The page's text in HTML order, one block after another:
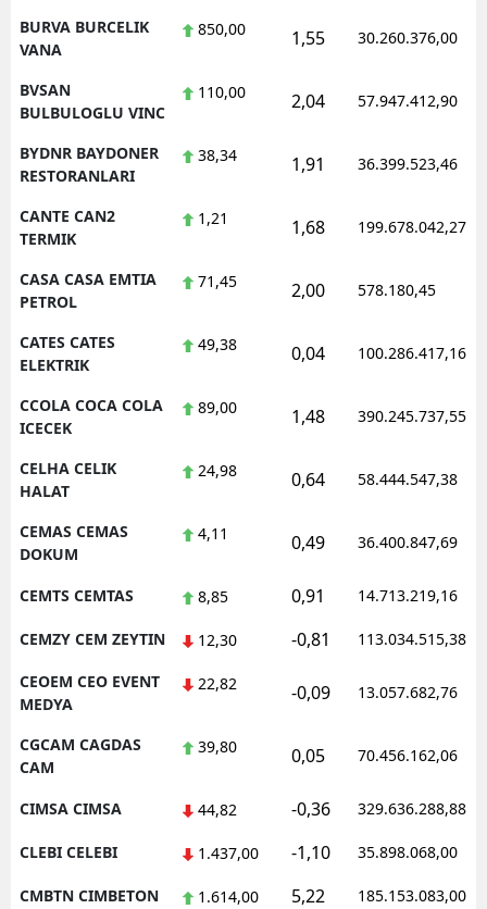
BURVA BURCELIK
VANA
850,00 1,55 30.260.376,00
BVSAN
BULBULOGLU VINC
110,00 2,04 57.947.412,90
BYDNR BAYDONER
RESTORANLARI
38,34 1,91 36.399.523,46
CANTE CAN2
TERMIK
1,21 1,68 199.678.042,27
CASA CASA EMTIA
PETROL
71,45 2,00 578.180,45
CATES CATES
ELEKTRIK
49,38 0,04 100.286.417,16
CCOLA COCA COLA
ICECEK
89,00 1,48 390.245.737,55
CELHA CELIK
HALAT
24,98 0,64 58.444.547,38
CEMAS CEMAS
DOKUM
4,11 0,49 36.400.847,69
CEMTS CEMTAS 8,85 0,91 14.713.219,16
CEMZY CEM ZEYTIN 12,30 -0,81 113.034.515,38
CEOEM CEO EVENT
MEDYA
22,82 -0,09 13.057.682,76
CGCAM CAGDAS
CAM
39,80 0,05 70.456.162,06
CIMSA CIMSA 44,82 -0,36 329.636.288,88
CLEBI CELEBI 1.437,00 -1,10 35.898.068,00
CMBTN CIMBETON 1.614,00 5,22 185.153.083,00